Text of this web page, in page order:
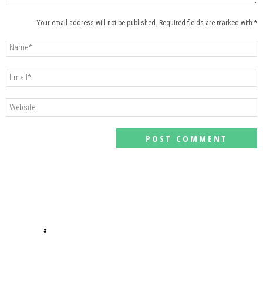
Your email address will not be published. Required fields are marked with *
#